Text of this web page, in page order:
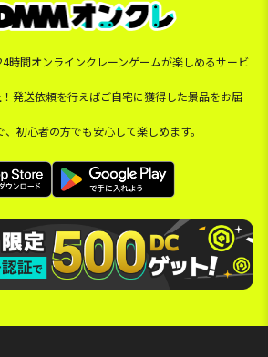
時間オンラインクレーンゲームが楽しめるサービ
発送依頼を行えばご自宅に獲得した景品をお届
初心者の方でも安心して楽しめます。